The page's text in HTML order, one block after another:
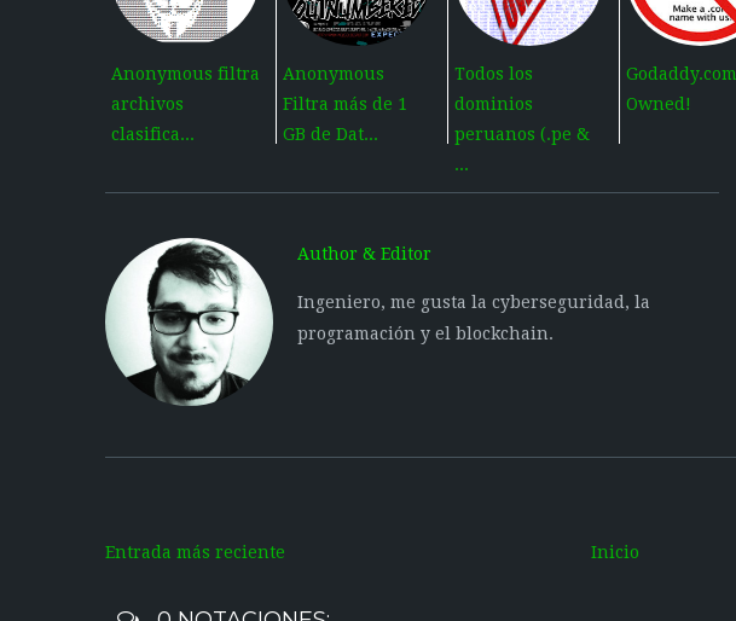
Anonymous filtra
archivos
clasifica...
Anonymous
Filtra más de 1
GB de Dat...
Todos los
dominios
peruanos (.pe &
...
Godaddy.com
Owned!
Author & Editor
Ingeniero, me gusta la cyberseguridad, la
programación y el blockchain.
Entrada más reciente Inicio